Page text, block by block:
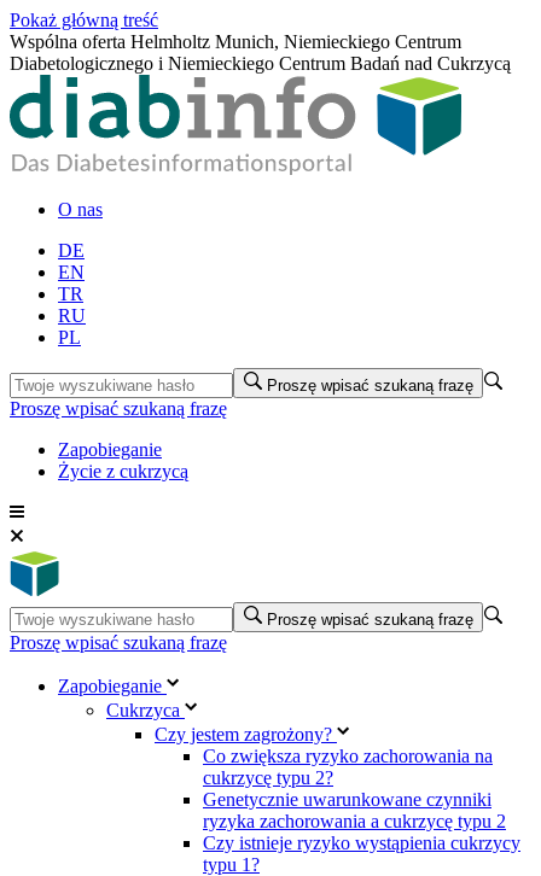
Pokaż główną treść
Wspólna oferta Helmholtz Munich, Niemieckiego Centrum
Diabetologicznego i Niemieckiego Centrum Badań nad Cukrzycą
O nas
DE
EN
TR
RU
PL
Proszę wpisać szukaną frazę
Proszę wpisać szukaną frazę
Zapobieganie
Życie z cukrzycą
Proszę wpisać szukaną frazę
Proszę wpisać szukaną frazę
Zapobieganie
Cukrzyca
Czy jestem zagrożony?
Co zwiększa ryzyko zachorowania na
cukrzycę typu 2?
Genetycznie uwarunkowane czynniki
ryzyka zachorowania a cukrzycę typu 2
Czy istnieje ryzyko wystąpienia cukrzycy
typu 1?